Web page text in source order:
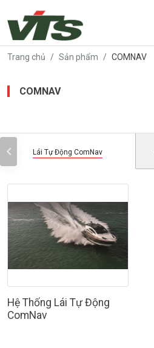
Trang chủ Sản phẩm COMNAV
COMNAV
Lái Tự Động ComNav
Hệ Thống Lái Tự Động
ComNav